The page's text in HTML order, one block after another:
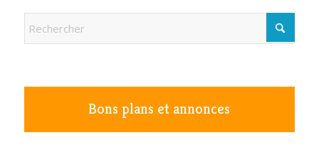
Bons plans et annonces